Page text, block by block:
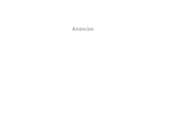
Anúncios